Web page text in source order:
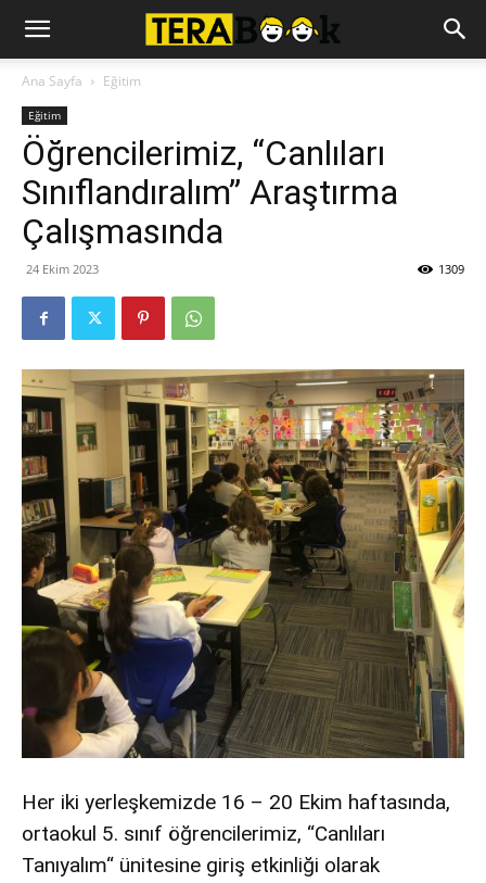
Ana Sayfa Eğitim
Eğitim
Öğrencilerimiz, “Canlıları
Sınıflandıralım” Araştırma
Çalışmasında
24 Ekim 2023 1309
Her iki yerleşkemizde 16 – 20 Ekim haftasında,
ortaokul 5. sınıf öğrencilerimiz, “Canlıları
Tanıyalım“ ünitesine giriş etkinliği olarak